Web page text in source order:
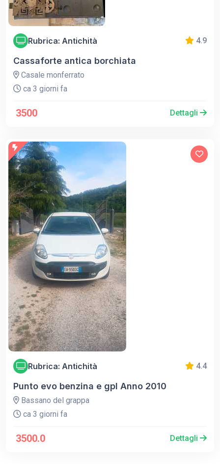
Rubrica: Antichità 4.9
Cassaforte antica borchiata
Casale monferrato
ca 3 giorni fa
3500 Dettagli
Rubrica: Antichità 4.4
Punto evo benzina e gpl Anno 2010
Bassano del grappa
ca 3 giorni fa
3500.0 Dettagli